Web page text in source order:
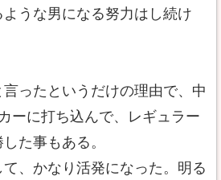
うな男になる努力はし続け
ったというだけの理由で、中
ーに打ち込んで、レギュラー
た事もある。
、かなり活発になった。明る